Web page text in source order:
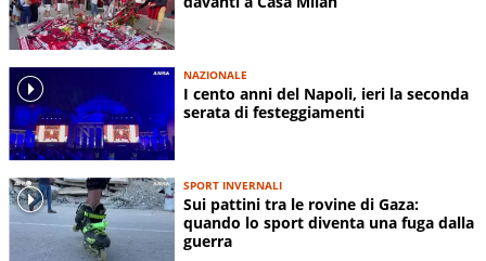
NAZIONALE
I cento anni del Napoli, ieri la seconda
serata di festeggiamenti
SPORT INVERNALI
Sui pattini tra le rovine di Gaza:
quando lo sport diventa una fuga dalla
guerra